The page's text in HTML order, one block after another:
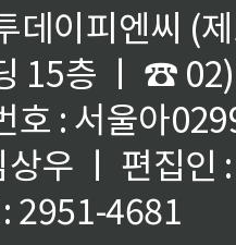
데이피엔씨 (
15층 ㅣ ☎
호 : 서울아
상우 ㅣ 편집인
2951-4681